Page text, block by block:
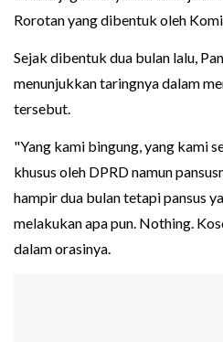
Rorotan yang dibentuk oleh
Sejak dibentuk dua bulan lalu,
menunjukkan taringnya dalam
tersebut.
"Yang kami bingung, yang kami
khusus oleh DPRD namun
hampir dua bulan tetapi pansus
melakukan apa pun. Nothing.
dalam orasinya.